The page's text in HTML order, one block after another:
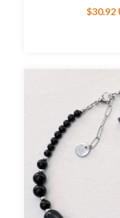
$30.92